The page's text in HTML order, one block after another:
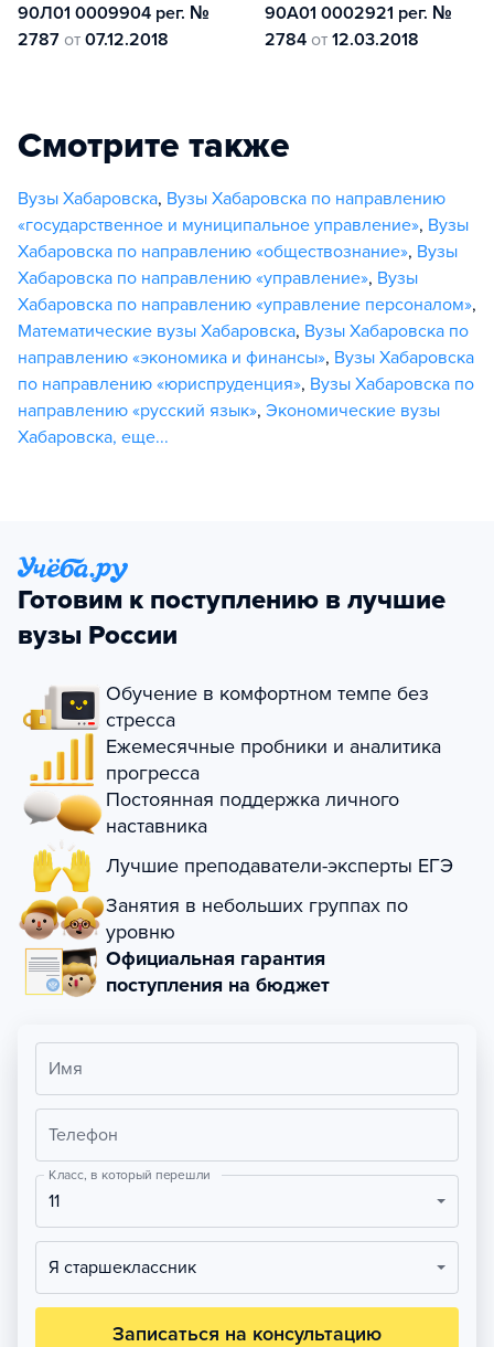
90Л01 0009904 рег. №
2787 от 07.12.2018
90А01 0002921 рег. №
2784 от 12.03.2018
Смотрите также
Вузы Хабаровска, Вузы Хабаровска по направлению
«государственное и муниципальное управление», Вузы
Хабаровска по направлению «обществознание», Вузы
Хабаровска по направлению «управление», Вузы
Хабаровска по направлению «управление персоналом»,
Математические вузы Хабаровска, Вузы Хабаровска по
направлению «экономика и финансы», Вузы Хабаровска
по направлению «юриспруденция», Вузы Хабаровска по
направлению «русский язык», Экономические вузы
Хабаровска, еще...
Готовим к поступлению в лучшие
вузы России
Обучение в комфортном темпе без
стресса
Ежемесячные пробники и аналитика
прогресса
Постоянная поддержка личного
наставника
Лучшие преподаватели-эксперты ЕГЭ
Занятия в небольших группах по
уровню
Официальная гарантия
поступления на бюджет
Имя
Телефон
Класс, в который перешли
11
Я старшеклассник
Записаться на консультацию